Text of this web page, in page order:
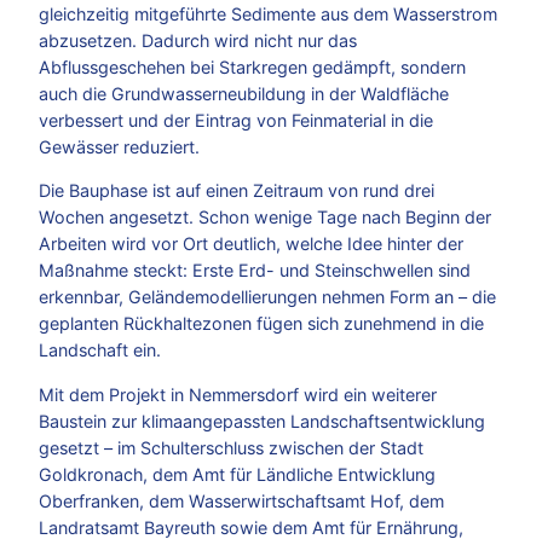
gleichzeitig mitgeführte Sedimente aus dem Wasserstrom
abzusetzen. Dadurch wird nicht nur das
Abflussgeschehen bei Starkregen gedämpft, sondern
auch die Grundwasserneubildung in der Waldfläche
verbessert und der Eintrag von Feinmaterial in die
Gewässer reduziert.
Die Bauphase ist auf einen Zeitraum von rund drei
Wochen angesetzt. Schon wenige Tage nach Beginn der
Arbeiten wird vor Ort deutlich, welche Idee hinter der
Maßnahme steckt: Erste Erd- und Steinschwellen sind
erkennbar, Geländemodellierungen nehmen Form an – die
geplanten Rückhaltezonen fügen sich zunehmend in die
Landschaft ein.
Mit dem Projekt in Nemmersdorf wird ein weiterer
Baustein zur klimaangepassten Landschaftsentwicklung
gesetzt – im Schulterschluss zwischen der Stadt
Goldkronach, dem Amt für Ländliche Entwicklung
Oberfranken, dem Wasserwirtschaftsamt Hof, dem
Landratsamt Bayreuth sowie dem Amt für Ernährung,